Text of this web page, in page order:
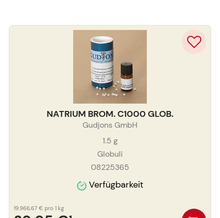
NATRIUM BROM. C1000 GLOB.
Gudjons GmbH
1.5 g
Globuli
08225365
Verfügbarkeit
19.966,67 € pro 1 kg